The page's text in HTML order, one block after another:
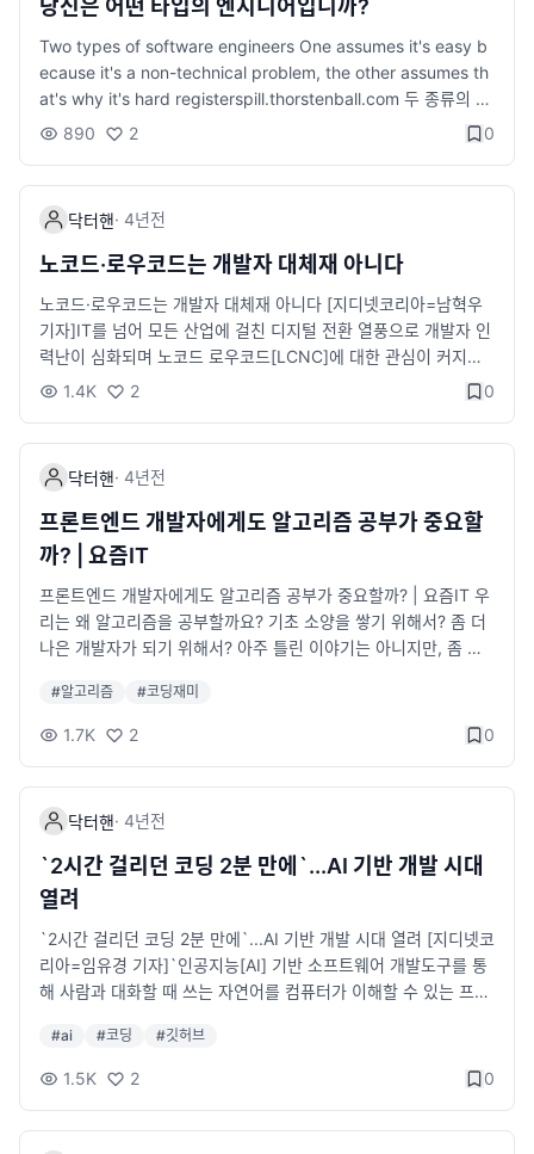
을 취하는 습관을 가지는 것이 중요합니다. 5. 식습관과 수면 관리
건강한 간식 추천 집중력을 높이고 몸에 좋은 간식을 추천합니다.
과자같은 것 보다는 아무래도 건강에 좋겠죠? 견과류 (아몬드, 호
두 등) 신선한 과일 (바나나, 사과 등) 요거트 수면 습관 하루의 컨
과 충분한 휴식은 집중력을 높이는 데 필수입니다. 잠들기 전 스마
트폰 사용을 줄이고 침실 환경을 어둡고 조용하게 만들어보세요.
마무리 건강은 개발자가 최고의 퍼포먼스를 내기 위한 기본 조건
입니다. 포모도로 기법처럼 간단한 루틴부터 하나씩 시작해보세
잊지 마세요. 작은 실천이 큰 결과를 가져올 것입니다.
(result); 위 코드는 이미지 시퀀스를 분석하여 텍스트를 생성하는
방법을 보여줍니다. phi-3.5-vision 모델은 이미지 데이터를 기반
으로 한 뛰어난 추론 능력을 제공합니다. EXAONE: 영어와 한국어
텍스트 생성 EXAONE은 영어와 한국어 모두에서 고품질의 텍스
경에서 자연스러운 텍스트 생성이 가능합니다. 예시 코드: import
{ pipeline } from '@huggingface/transformers'; const textG
enerator = await pipeline('text-generation', 'exaone'); cons
t result = await textGenerator('안녕하세요, 오늘 날씨는'); con
트의 이어지는 내용을 생성하는 방법을 보여줍니다. 한국어와 영
어를 지원하기 때문에 다국어 애플리케이션에서 유용하게 사용할
수 있습니다. 버그 수정 및 기타 개선 사항 이번 릴리스에서는 여러
버그 수정과 성능 개선이 이루어졌습니다. 자세한 내용은 릴리스
노트를 참고하세요. Transformers.js v3.2.0은 웹 개발자들에게
강력한 AI 기능을 손쉽게 통합할 수 있는 도구를 제공합니다. 특히,
서버 없이 브라우저에서 직접 모델을 실행할 수 있어 웹 애플리케
용하여 더욱 혁신적인 웹 서비스를 개발해보시기 바랍니다. 출처 T
ransformers.js v3.2.0 릴리스 노트
당신은 어떤 타입의 엔지니어입니까?
Two types of software engineers One assumes it's easy b
ecause it's a non-technical problem, the other assumes th
at's why it's hard registerspill.thorstenball.com 두 종류의 엔
지니어가 있습니다. 첫 번째 유형은 문제를 해결하려는 엔지니어
대해 만족을 느끼며, 이를 성취감으로 느낍니다. 두 번째 유형은
어떻게 코드가 돌아가는지에 집중하는 엔지니어입니다. 이들은 코
드가 어떻게 동작하는지, 자신이 작성한 코드가 어떤 영향을 미치
성한 코드를 깊이 있는 이해를 바탕으로 최적화하고 성능을 향상
시키는 데 주력합니다. 이러한 두 유형의 엔지니어는 각각 장단점
이 있습니다. 문제 해결에 집중하는 엔지니어는 빠르게 결과물을
제공할 수 있으며, 기능적인 면에서 코드를 신뢰할 수 있습니다. 반
할 수 있으며, 성능 문제나 복잡한 에러를 발견하고 수정하는 데 능
숙합니다. 그러나 가장 좋은 소프트웨어 엔지니어는 이 두 가지
특성을 모두 지니는 엔지니어입니다. 즉, 코드가 기능적인 면에서
잘 작동하면서도 성능이 뛰어나며, 이해하기 쉽고 확장하기 용이
한 코드를 작성할 수 있는 엔지니어입니다.
890 2 0
닥터핸· 4년전
노코드·로우코드는 개발자 대체재 아니다
노코드·로우코드는 개발자 대체재 아니다 [지디넷코리아=남혁우
기자]IT를 넘어 모든 산업에 걸친 디지털 전환 열풍으로 개발자 인
력난이 심화되며 노코드 로우코드[LCNC]에 대한 관심이 커지고
news.zum.com 그것이 무엇이든 결국 그것을 만들 개발자가 필
1.4K 2 0
닥터핸· 4년전
프론트엔드 개발자에게도 알고리즘 공부가 중요할
까? | 요즘IT
프론트엔드 개발자에게도 알고리즘 공부가 중요할까? | 요즘IT 우
리는 왜 알고리즘을 공부할까요? 기초 소양을 쌓기 위해서? 좀 더
나은 개발자가 되기 위해서? 아주 틀린 이야기는 아니지만, 좀 더
하기 위해 알고리즘을 공부하고 있을 겁니다. 프론트엔드 개발자
라면 ‘일단 서비스부터 잘 만들어야 할 것 같은데, 알고리즘은 또
에서 알고리즘 공부의 중요성에 대해 솔직하게 이야기해보고자 합
니다. yozm.wishket.com 알고리즘에 너무 얽매이지 말자
#알고리즘 #코딩재미
1.7K 2 0
닥터핸· 4년전
`2시간 걸리던 코딩 2분 만에`...AI 기반 개발 시대
열려
`2시간 걸리던 코딩 2분 만에`...AI 기반 개발 시대 열려 [지디넷코
리아=임유경 기자]`인공지능[AI] 기반 소프트웨어 개발도구를 통
해 사람과 대화할 때 쓰는 자연어를 컴퓨터가 이해할 수 있는 프로
#ai #코딩 #깃허브
1.5K 2 0